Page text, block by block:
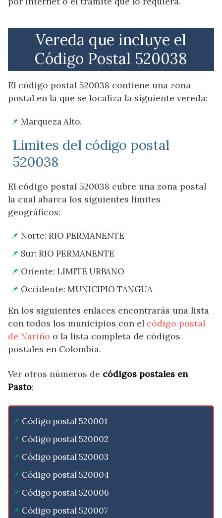
Vereda que incluye el
Código Postal 520038
El código postal 520038 contiene una zona
postal en la que se localiza la siguiente vereda:
Marqueza Alto.
Limites del código postal
520038
El código postal 520038 cubre una zona postal
la cual abarca los siguientes limites
geográficos:
Norte: RIO PERMANENTE
Sur: RIO PERMANENTE
Oriente: LIMITE URBANO
Occidente: MUNICIPIO TANGUA
En los siguientes enlaces encontrarás una lista
con todos los municipios con el código postal
de Nariño o la lista completa de códigos
postales en Colombia.
Ver otros números de códigos postales en
Pasto:
Código postal 520001
Código postal 520002
Código postal 520003
Código postal 520004
Código postal 520006
Código postal 520007